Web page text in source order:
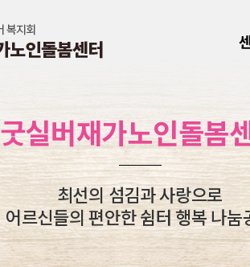
굿실버재가노인돌봄
최선의 섬김과 사랑으로
어르신들의 편안한 쉼터 행복 나눔